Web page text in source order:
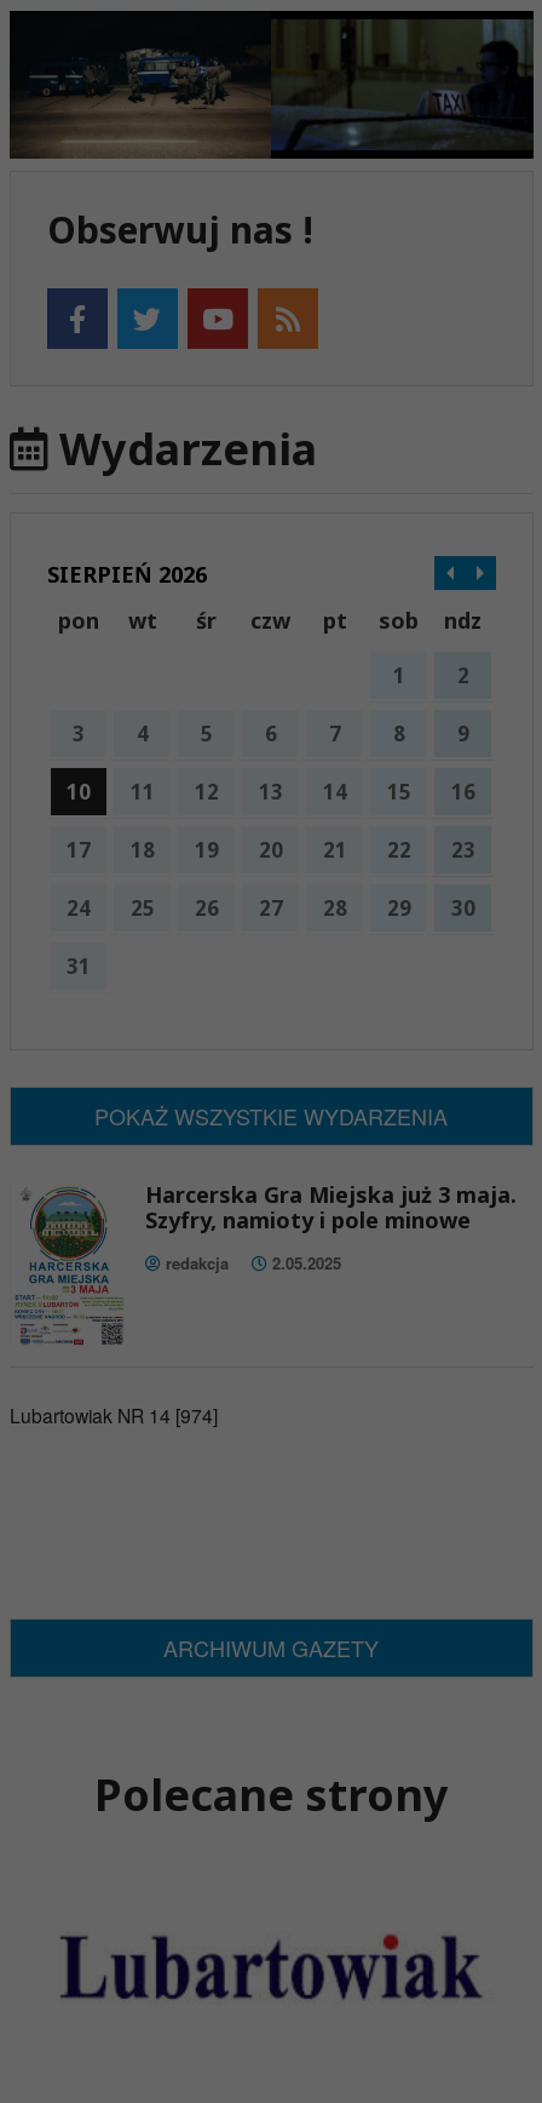
Obserwuj nas !
Wydarzenia
SIERPIEŃ 2026
pon
wt śr czw pt sob ndz
1 2
3 4 5 6 7 8 9
10 11 12 13 14 15 16
17 18 19 20 21 22 23
24 25 26 27 28 29 30
31
POKAŻ WSZYSTKIE WYDARZENIA
Harcerska Gra Miejska już 3 maja.
Szyfry, namioty i pole minowe
redakcja 2.05.2025
Lubartowiak NR 14 [974]
ARCHIWUM GAZETY
Polecane strony